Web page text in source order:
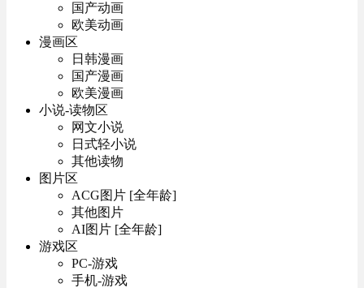
国产动画
欧美动画
漫画区
日韩漫画
国产漫画
欧美漫画
小说-读物区
网文小说
日式轻小说
其他读物
图片区
ACG图片 [全年龄]
其他图片
AI图片 [全年龄]
游戏区
PC-游戏
手机-游戏